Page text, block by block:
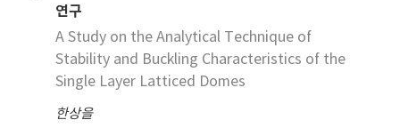
틀어 zt 층의 재료정 수가 현저히 다른 경 우 어떠한
현상이 일어나는 가롤 실험적으로 규명하였고， 이
론해석을 위하여 스프링모덴 을 사용하였다. 본 논문
의 모델에서 알 수 있듯이 중간충의 재료상수가 상하
충 요소의 재료상수 보다 뚜넷하 게 작은 경우 중간층
의 지똥이 현저히 크게됨을 알 수 있었다. 즉， 본 논
연구
A Study on the Analytical Technique of
Stability and Buckling Characteristics of the
Single Layer Latticed Domes
한상을